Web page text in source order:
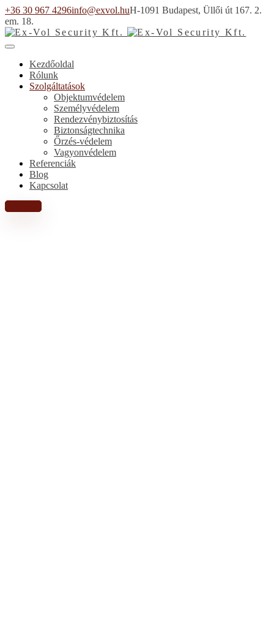
+36 30 967 4296info@exvol.huH-1091 Budapest, Üllői út 167. 2.
em. 18.
Kezdőoldal
Rólunk
Szolgáltatások
Objektumvédelem
Személyvédelem
Rendezvénybiztosítás
Biztonságtechnika
Őrzés-védelem
Vagyonvédelem
Referenciák
Blog
Kapcsolat